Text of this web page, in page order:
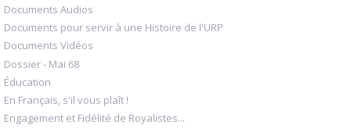
Documents Audios
Documents pour servir à une Histoire de l'URP
Documents Vidéos
Dossier - Mai 68
Éducation
En Français, s'il vous plaît !
Engagement et Fidélité de Royalistes...